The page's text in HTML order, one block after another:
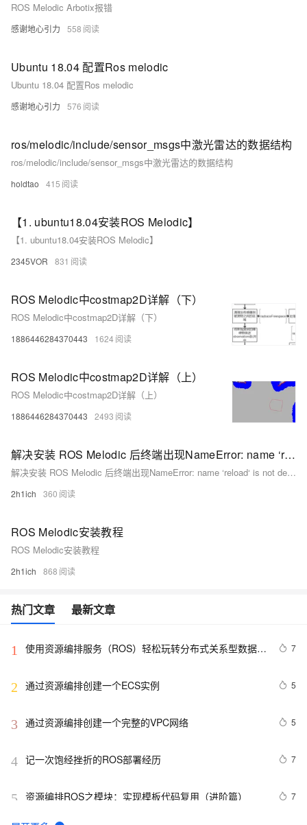
ROS Melodic Arbotix报错
感谢地心引力 558
Ubuntu 18.04 配置Ros melodic
Ubuntu 18.04 配置Ros melodic
感谢地心引力 576
ros/melodic/include/sensor_msgs中激光雷达的数据结构
ros/melodic/include/sensor_msgs中激光雷达的数据结构
holdtao 415
【1. ubuntu18.04安装ROS Melodic】
【1. ubuntu18.04安装ROS Melodic】
2345VOR 831
ROS Melodic中costmap2D详解（下）
ROS Melodic中costmap2D详解（下）
1886446284370443 1624
ROS Melodic中costmap2D详解（上）
ROS Melodic中costmap2D详解（上）
1886446284370443 2493
解决安装 ROS Melodic 后终端出现NameError: name ‘reload‘ is not defined的问题
解决安装 ROS Melodic 后终端出现NameError: name ‘reload‘ is not defined的问题
2h1ich 360
ROS Melodic安装教程
ROS Melodic安装教程
2h1ich 868
热门文章 最新文章
1
使用资源编排服务（ROS）轻松玩转分布式关系型数据库
7
2 通过资源编排创建一个ECS实例 5
3 通过资源编排创建一个完整的VPC网络 5
4 记一次饱经挫折的ROS部署经历 7
5 资源编排ROS之模块：实现模板代码复用（进阶篇） 7